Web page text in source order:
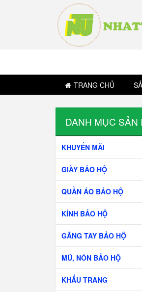
TRANG CHỦ
DANH MỤC SẢN
KHUYẾN MÃI
GIÀY BẢO HỘ
QUẦN ÁO BẢO HỘ
KÍNH BẢO HỘ
GĂNG TAY BẢO HỘ
MŨ, NÓN BẢO HỘ
KHẨU TRANG